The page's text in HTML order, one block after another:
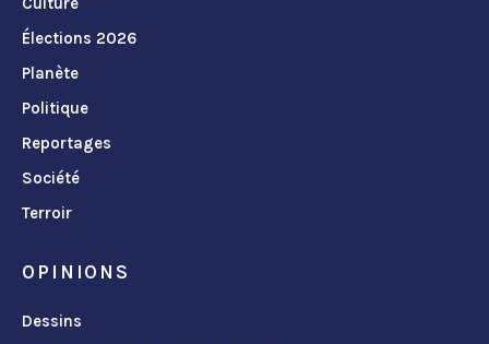
Élections 2026
Planète
Politique
Reportages
Société
Terroir
OPINIONS
Dessins